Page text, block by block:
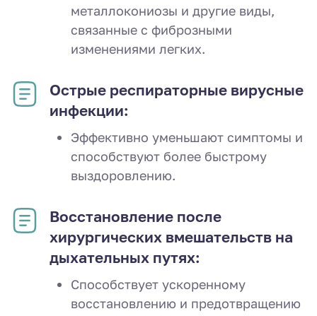
металлокониозы и другие виды,
связанные с фиброзными
изменениями легких.
Острые респираторные вирусные
инфекции:
Эффективно уменьшают симптомы и
способствуют более быстрому
выздоровлению.
Восстановление после
хирургических вмешательств на
дыхательных путях:
Способствует ускоренному
восстановлению и предотвращению